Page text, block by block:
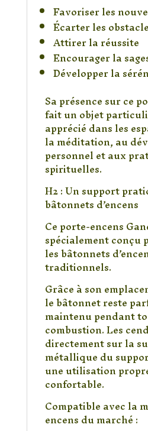
Favoriser les
Écarter les
Attirer la réussite
Encourager la
Développer la
Sa présence sur ce
fait un objet
apprécié dans les
la méditation, au
personnel et aux
spirituelles.
H2 : Un support
bâtonnets d’encens
Ce porte-encens
spécialement
les bâtonnets
traditionnels.
Grâce à son
le bâtonnet reste
maintenu pendant
combustion. Les
directement sur la
métallique du
une utilisation
confortable.
Compatible avec la
encens du marché :